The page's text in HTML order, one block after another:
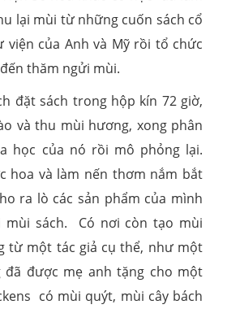
lại mùi từ những cuốn sách cổ
viện của Anh và Mỹ rồi tổ chức
thăm ngửi mùi.
đặt sách trong hộp kín 72 giờ,
và thu mùi hương, xong phân
học của nó rồi mô phỏng lại.
hoa và làm nến thơm nắm bắt
ra lò các sản phẩm của mình
mùi sách. Có nơi còn tạo mùi
từ một tác giả cụ thể, như một
đã được mẹ anh tặng cho một
có mùi quýt, mùi cây bách